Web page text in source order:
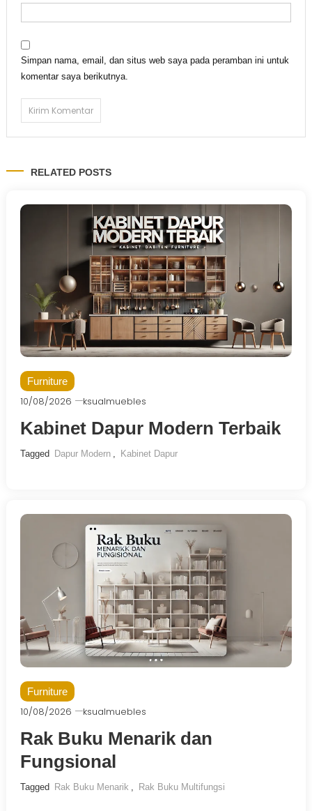
Simpan nama, email, dan situs web saya pada peramban ini untuk
komentar saya berikutnya.
RELATED POSTS
Furniture
10/08/2026 ksualmuebles
Kabinet Dapur Modern Terbaik
Tagged Dapur Modern , Kabinet Dapur
Furniture
10/08/2026 ksualmuebles
Rak Buku Menarik dan
Fungsional
Tagged Rak Buku Menarik Rak Buku Multifungsi